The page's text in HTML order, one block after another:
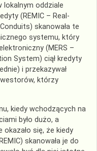
lokalnym oddziale
(REMIC – Real-
skanowała te
systemu, który
(MERS –
System) ciął kredyty
i przekazywał
którzy
kiedy wchodzących na
było dużo, a
okazało się, że kiedy
skanowała je do